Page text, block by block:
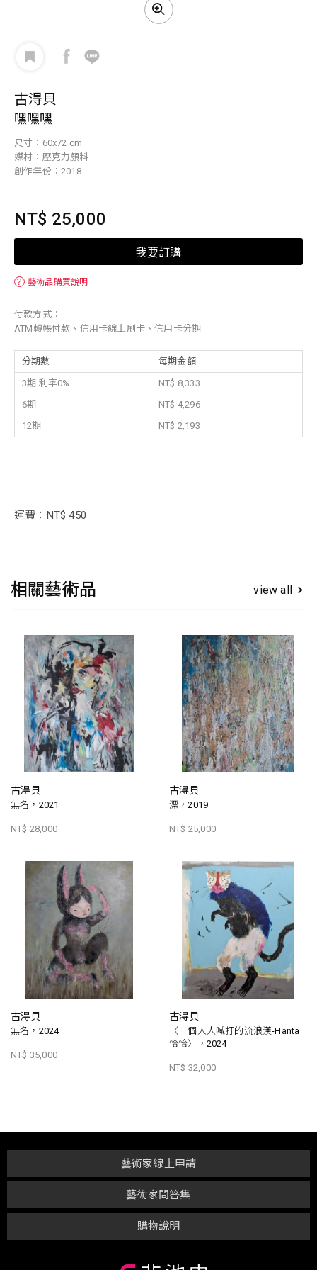
古淂貝
嘿嘿嘿
尺寸：60x72 cm
媒材：壓克力顏料
創作年份：2018
NT$ 25,000
我要訂購
？ 藝術品購買說明
付款方式：
ATM轉帳付款、信用卡線上刷卡、信用卡分期
分期數 每期金額
3期 利率0%
NT$ 8,333
6期
NT$ 4,296
12期
NT$ 2,193
運費：NT$ 450
相關藝術品 view all
古淂貝
無名，2021
NT$ 28,000
古淂貝
漂，2019
NT$ 25,000
古淂貝
無名，2024
NT$ 35,000
古淂貝
〈一個人人喊打的流浪漢-Hanta
恰恰〉，2024
NT$ 32,000
購物說明
藝術家問答集
藝術家線上申請